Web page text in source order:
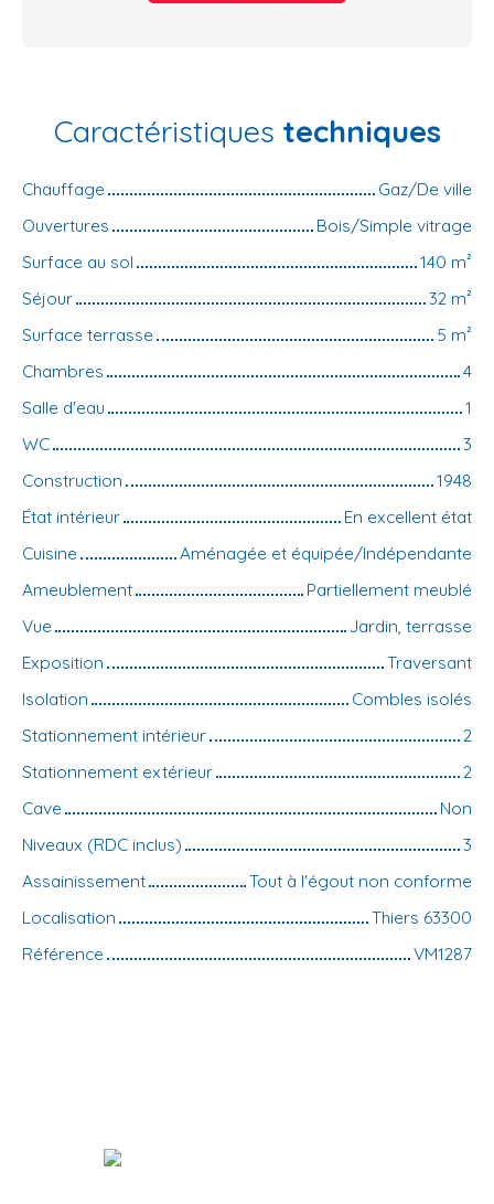
Caractéristiques techniques
Chauffage
Gaz/De ville
Ouvertures
Bois/Simple vitrage
Surface au sol
140 m²
Séjour
32 m²
Surface terrasse
5 m²
Chambres
4
Salle d'eau
1
WC
3
Construction
1948
État intérieur
En excellent état
Cuisine
Aménagée et équipée/Indépendante
Ameublement
Partiellement meublé
Vue
Jardin, terrasse
Exposition
Traversant
Isolation
Combles isolés
Stationnement intérieur
2
Stationnement extérieur
2
Cave
Non
Niveaux (RDC inclus)
3
Assainissement
Tout à l'égout non conforme
Localisation
Thiers 63300
Référence
VM1287